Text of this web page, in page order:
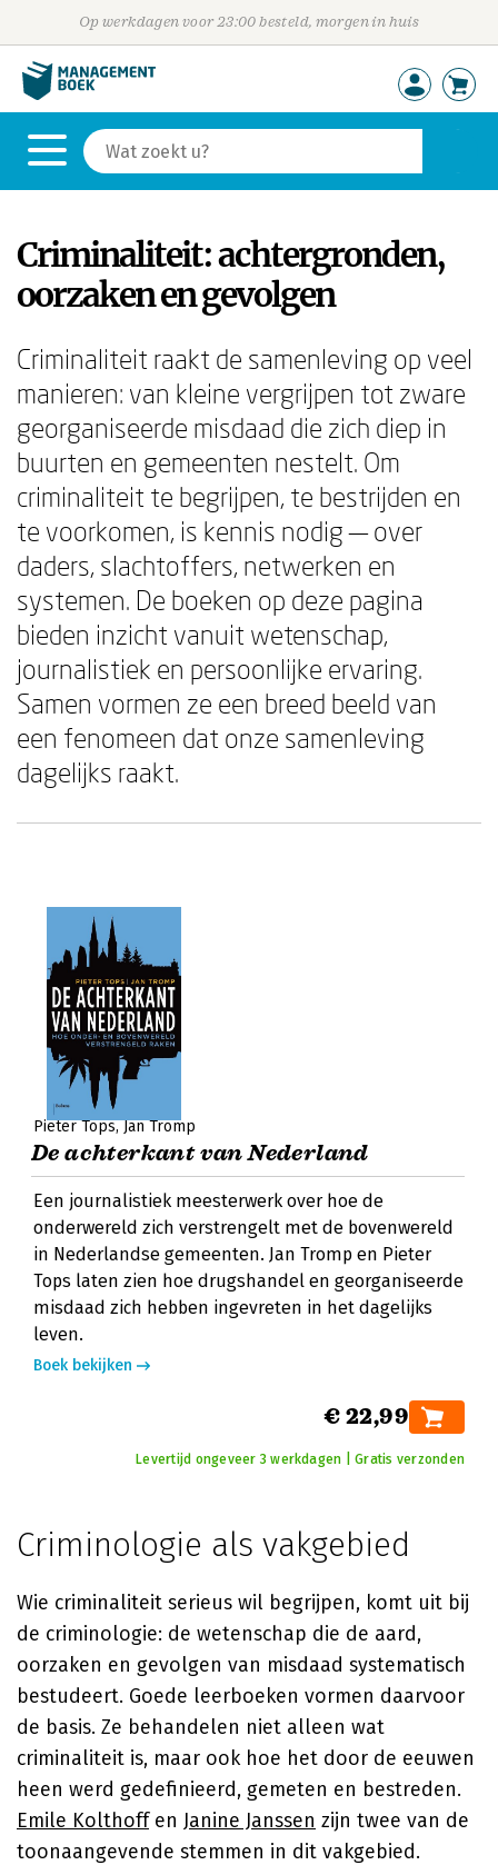
Op werkdagen voor 23:00 besteld, morgen in huis
Criminaliteit: achtergronden,
oorzaken en gevolgen
Criminaliteit raakt de samenleving op veel
manieren: van kleine vergrijpen tot zware
georganiseerde misdaad die zich diep in
buurten en gemeenten nestelt. Om
criminaliteit te begrijpen, te bestrijden en
te voorkomen, is kennis nodig — over
daders, slachtoffers, netwerken en
systemen. De boeken op deze pagina
bieden inzicht vanuit wetenschap,
journalistiek en persoonlijke ervaring.
Samen vormen ze een breed beeld van
een fenomeen dat onze samenleving
dagelijks raakt.
Pieter Tops Jan Tromp
De achterkant van Nederland
Een journalistiek meesterwerk over hoe de
onderwereld zich verstrengelt met de bovenwereld
in Nederlandse gemeenten. Jan Tromp en Pieter
Tops laten zien hoe drugshandel en georganiseerde
misdaad zich hebben ingevreten in het dagelijks
leven.
Boek bekijken
€ 22,99
Levertijd ongeveer 3 werkdagen | Gratis verzonden
Criminologie als vakgebied
Wie criminaliteit serieus wil begrijpen, komt uit bij
de criminologie: de wetenschap die de aard,
oorzaken en gevolgen van misdaad systematisch
bestudeert. Goede leerboeken vormen daarvoor
de basis. Ze behandelen niet alleen wat
criminaliteit is, maar ook hoe het door de eeuwen
heen werd gedefinieerd, gemeten en bestreden.
Emile Kolthoffen Janine Janssen zijn twee van de
toonaangevende stemmen in dit vakgebied.